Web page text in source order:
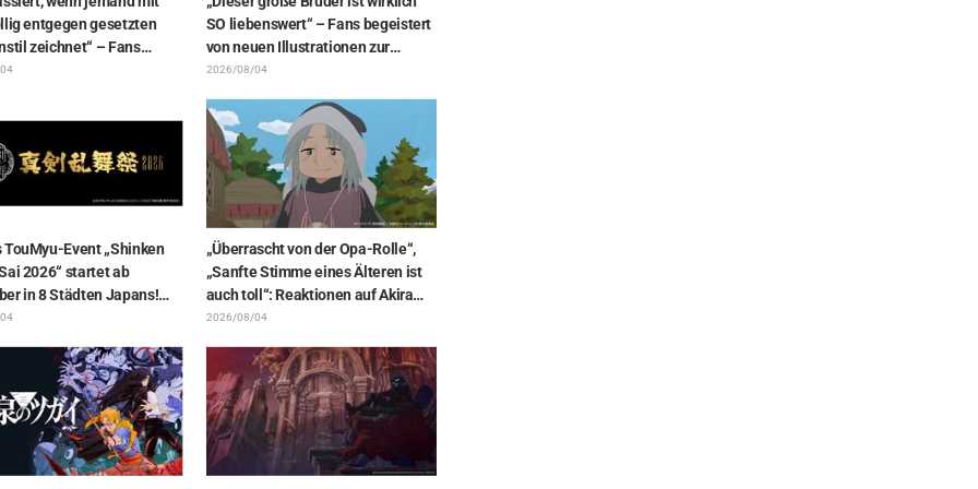
entgegen gesetzten
zeichnet“ – Fans
von der Unterstützungs-
für „Jaadugar: A
Mongolia“
SO liebenswert“ – Fans begeistert
von neuen Illustrationen zur
„JUJUTSU KAISEN“-Ausstellung,
die Pelle rückt
2026/08/04
TouMyu-Event „Shinken
2026“ startet ab
in 8 Städten Japans!
Danshi vereint
„Überrascht von der Opa-Rolle“,
„Sanfte Stimme eines Älteren ist
auch toll“: Reaktionen auf Akira
Ishidas Stimme als Stammesfürst
Witch in Mongolia“
2026/08/04